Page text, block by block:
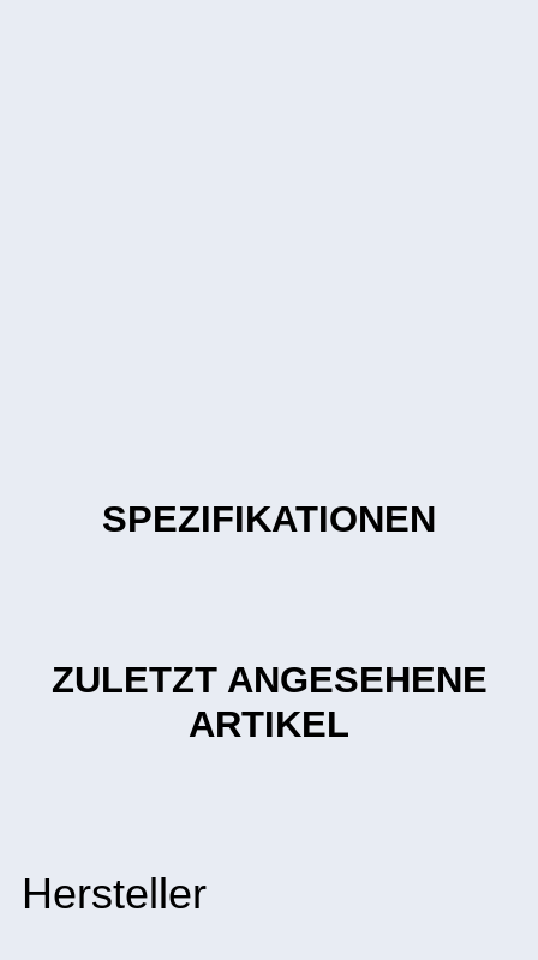
SPEZIFIKATIONEN
ZULETZT ANGESEHENE
ARTIKEL
Hersteller